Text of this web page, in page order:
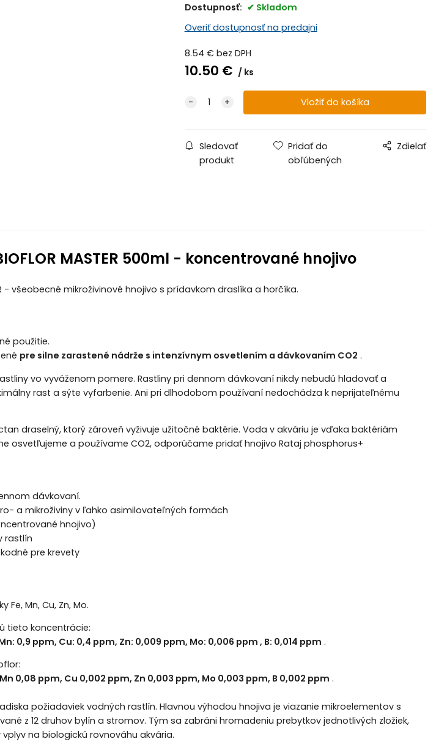
Dostupnosť:
Skladom
Overiť dostupnosť na predajni
8.54 € bez DPH
10.50 € ks
Sledovať
produkt
Pridať do
obľúbených
Zdielať
MASTER 500ml - koncentrované hnojivo
- všeobecné mikroživinové hnojivo s prídavkom draslíka a horčíka.
použitie.
pre silne zarastené nádrže s intenzívnym osvetlením a dávkovaním CO2 .
vo vyváženom pomere. Rastliny pri dennom dávkovaní nikdy nebudú hladovať a
rast a sýte vyfarbenie. Ani pri dlhodobom používaní nedochádza k neprijateľnému
draselný, ktorý zároveň vyživuje užitočné baktérie. Voda v akváriu je vďaka baktériám
osvetľujeme a používame CO2, odporúčame pridať hnojivo Rataj phosphorus+
dávkovaní.
a mikroživiny v ľahko asimilovateľných formách
hnojivo)
rastlín
pre krevety
Fe, Mn, Cu, Zn, Mo.
tieto koncentrácie:
0,9 ppm, Cu: 0,4 ppm, Zn: 0,009 ppm, Mo: 0,006 ppm , B: 0,014 ppm .
0,08 ppm, Cu 0,002 ppm, Zn 0,003 ppm, Mo 0,003 ppm, B 0,002 ppm .
požiadaviek vodných rastlín. Hlavnou výhodou hnojiva je viazanie mikroelementov s
z 12 druhov bylín a stromov. Tým sa zabráni hromadeniu prebytkov jednotlivých zložiek,
na biologickú rovnováhu akvária.